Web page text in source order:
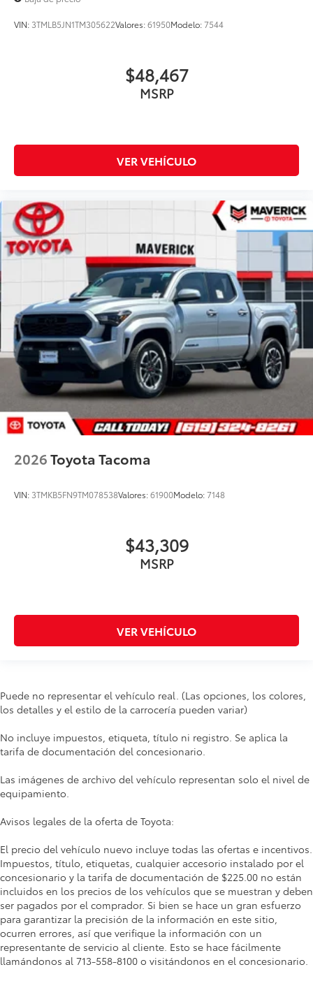
VIN: 3TMLB5JN1TM305622Valores:61950Modelo:7544
$48,467
MSRP
VER VEHÍCULO
2026Toyota Tacoma
VIN: 3TMKB5FN9TM078538Valores:61900Modelo:7148
$43,309
MSRP
VER VEHÍCULO
Puede no representar el vehículo real. (Las opciones, los colores,
los detalles y el estilo de la carrocería pueden variar)
No incluye impuestos, etiqueta, título ni registro. Se aplica la
tarifa de documentación del concesionario.
Las imágenes de archivo del vehículo representan solo el nivel de
equipamiento.
Avisos legales de la oferta de Toyota:
El precio del vehículo nuevo incluye todas las ofertas e incentivos.
Impuestos, título, etiquetas, cualquier accesorio instalado por el
concesionario y la tarifa de documentación de $225.00 no están
incluidos en los precios de los vehículos que se muestran y deben
ser pagados por el comprador. Si bien se hace un gran esfuerzo
para garantizar la precisión de la información en este sitio,
ocurren errores, así que verifique la información con un
representante de servicio al cliente. Esto se hace fácilmente
llamándonos al 713-558-8100 o visitándonos en el concesionario.